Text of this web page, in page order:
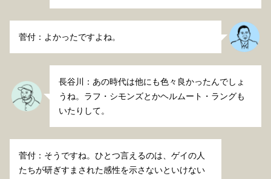
菅付：よかったですよね。
長谷川：あの時代は他にも色々良かったんでしょ
うね。ラフ・シモンズとかヘルムート・ラングも
いたりして。
菅付：そうですね。ひとつ言えるのは、ゲイの人
たちが研ぎすまされた感性を示さないといけない